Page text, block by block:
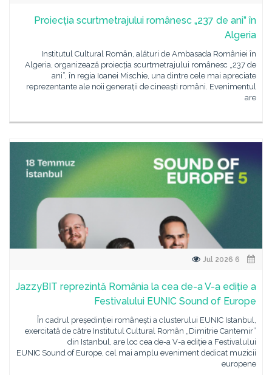
Proiecția scurtmetrajului românesc „237 de ani” în
Algeria
Institutul Cultural Român, alături de Ambasada României în
Algeria, organizează proiecția scurtmetrajului românesc „237 de
ani”, în regia Ioanei Mischie, una dintre cele mai apreciate
reprezentante ale noii generații de cineaști români. Evenimentul
are
JazzyBIT reprezintă România la cea de-a V-a ediție a
Festivalului EUNIC Sound of Europe
În cadrul președinției românești a clusterului EUNIC Istanbul,
exercitată de către Institutul Cultural Român „Dimitrie Cantemir”
din Istanbul, are loc cea de-a V-a ediție a Festivalului
EUNIC Sound of Europe, cel mai amplu eveniment dedicat muzicii
europene